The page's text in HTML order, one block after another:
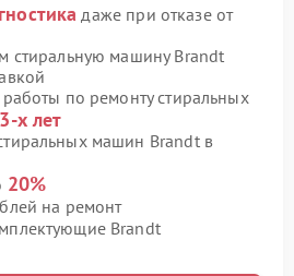
даже при отказе от
стиральную машину Brandt
по ремонту стиральных
х лет
машин Brandt в
20%
на ремонт
Brandt